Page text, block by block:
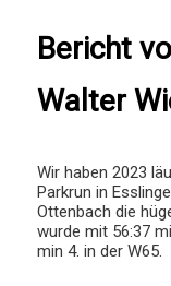
Bericht
Walter
Wir haben 2023
Parkrun in
Ottenbach die
wurde mit 56:37
min 4. in der W65.